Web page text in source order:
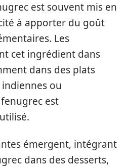
est souvent mis en
à apporter du goût
Les
cet ingrédient dans
dans des plats
ou
est
émergent, intégrant
dans des desserts,